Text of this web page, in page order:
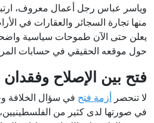
وياسر عباس رجل أعمال معروف،
منها تجارة السجائر والعقارات في
يعلن حتى الآن طموحات سياسية
حول موقعه الحقيقي في حسابات
فتح بين الإصلاح
لا تنحصر أزمة فتح في سؤال الخلافة
في صورتها لدى كثير من